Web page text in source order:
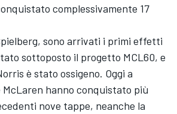
complessivamente 17
sono arrivati i primi effetti
sottoposto il progetto MCL60, e
è stato ossigeno. Oggi a
hanno conquistato più
nove tappe, neanche la